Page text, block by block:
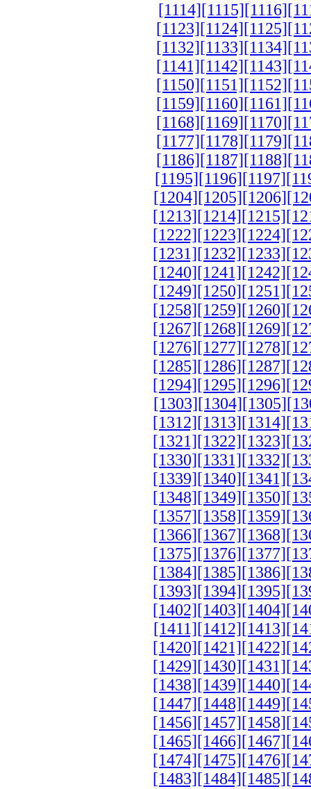
[1114][1115][1116]
[1123][1124][1125]
[1132][1133][1134]
[1141][1142][1143]
[1150][1151][1152]
[1159][1160][1161]
[1168][1169][1170]
[1177][1178][1179]
[1186][1187][1188]
[1195][1196][1197]
[1204][1205][1206]
[1213][1214][1215]
[1222][1223][1224]
[1231][1232][1233]
[1240][1241][1242]
[1249][1250][1251]
[1258][1259][1260]
[1267][1268][1269]
[1276][1277][1278]
[1285][1286][1287]
[1294][1295][1296]
[1303][1304][1305]
[1312][1313][1314]
[1321][1322][1323]
[1330][1331][1332]
[1339][1340][1341]
[1348][1349][1350]
[1357][1358][1359]
[1366][1367][1368]
[1375][1376][1377]
[1384][1385][1386]
[1393][1394][1395]
[1402][1403][1404]
[1411][1412][1413]
[1420][1421][1422]
[1429][1430][1431]
[1438][1439][1440]
[1447][1448][1449]
[1456][1457][1458]
[1465][1466][1467]
[1474][1475][1476]
[1483][1484][1485]